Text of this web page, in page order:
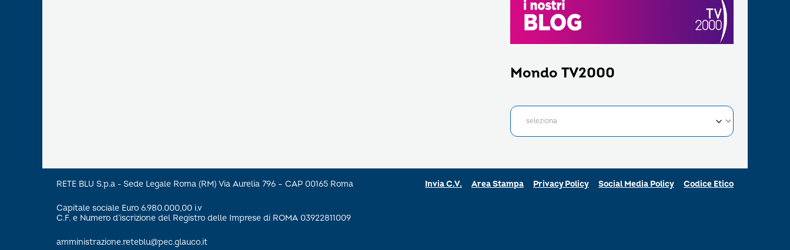
Mondo TV2000
RETE BLU S.p.a - Sede Legale Roma (RM) Via Aurelia 796 – CAP 00165 Roma
Capitale sociale Euro 6.980.000,00 i.v
C.F. e Numero d’iscrizione del Registro delle Imprese di ROMA 03922811009
amministrazione.reteblu@pec.glauco.it
Invia C.V. Area Stampa Privacy Policy Social Media Policy Codice Etico